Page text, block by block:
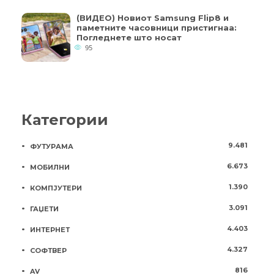
(ВИДЕО) Новиот Samsung Flip8 и
паметните часовници пристигнаа:
Погледнете што носат
95
Категории
ФУТУРАМА 9.481
МОБИЛНИ 6.673
КОМПЈУТЕРИ 1.390
ГАЏЕТИ 3.091
ИНТЕРНЕТ 4.403
СОФТВЕР 4.327
AV 816